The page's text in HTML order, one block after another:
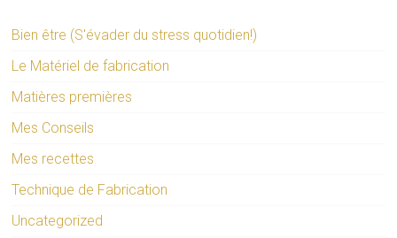
Bien être (S'évader du stress quotidien!)
Le Matériel de fabrication
Matières premières
Mes Conseils
Mes recettes
Technique de Fabrication
Uncategorized